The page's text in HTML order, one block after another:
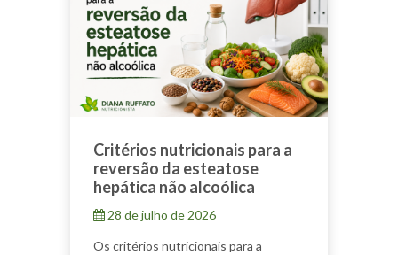
Critérios nutricionais para a
reversão da esteatose
hepática não alcoólica
28 de julho de 2026
Os critérios nutricionais para a